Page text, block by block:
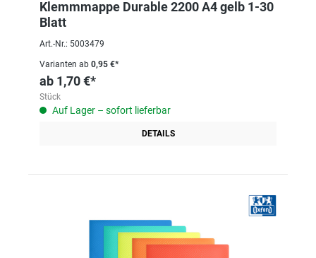
Klemmmappe Durable 2200 A4 gelb 1-30
Blatt
Art.-Nr.: 5003479
Varianten ab 0,95 €*
ab 1,70 €*
Stück
Auf Lager – sofort lieferbar
DETAILS